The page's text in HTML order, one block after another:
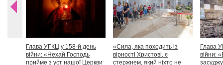
Глава УГКЦ у 158-й день
війни: «Нехай Господь
прийме з уст нашої Церкви
«Сила, яка походить із
вірності Христові, є
стержнем, який ніхто не
Глава
війни: